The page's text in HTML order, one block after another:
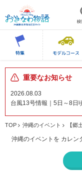
重要なお知らせ
2026.08.03
台風13号情報｜5日～8日
TOP 沖縄のイベント 【
沖縄のイベントを カレン